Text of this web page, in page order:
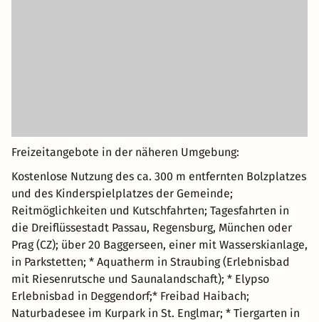
Freizeitangebote in der näheren Umgebung:
Kostenlose Nutzung des ca. 300 m entfernten Bolzplatzes
und des Kinderspielplatzes der Gemeinde;
Reitmöglichkeiten und Kutschfahrten; Tagesfahrten in
die Dreiflüssestadt Passau, Regensburg, München oder
Prag (CZ); über 20 Baggerseen, einer mit Wasserskianlage,
in Parkstetten; * Aquatherm in Straubing (Erlebnisbad
mit Riesenrutsche und Saunalandschaft); * Elypso
Erlebnisbad in Deggendorf;* Freibad Haibach;
Naturbadesee im Kurpark in St. Englmar; * Tiergarten in